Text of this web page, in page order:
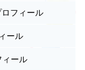
フィール
ール
ィール